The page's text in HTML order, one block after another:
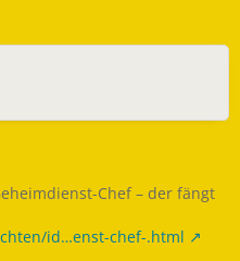
Chef – der fängt
id…enst-chef-.html